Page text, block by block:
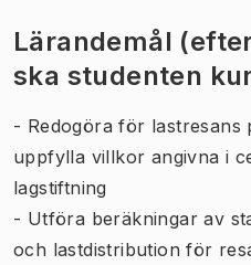
Lärandemål
ska studenten
- Redogöra för lastresans
uppfylla villkor angivna i
lagstiftning
- Utföra beräkningar av
och lastdistribution för